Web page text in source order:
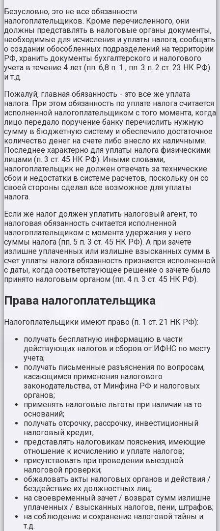
Безусловно, это не все обязанности
налогоплательщиков. Кроме перечисленного, они
должны представлять в налоговые органы документы,
необходимые для исчисления и уплаты налога, сообщать
о создании обособленных подразделений на территории
РФ, хранить документы бухгалтерского и налогового
учета в течение 4 лет (пп. 6,8 п. 1 , пп. 3 п. 2 ст. 23 НК РФ)
и т.д.
Пожалуй, главная обязанность - это все же уплата
налога. При этом обязанность по уплате налога считается
исполненной налогоплательщиком с того момента, когда
лицо передало поручение банку перечислить нужную
сумму в бюджетную систему и обеспечило достаточное
количество денег на счете либо внесло их наличными.
Последнее характерно для уплаты налога физическими
лицами (п. 3 ст. 45 НК РФ). Иными словами,
налогоплательщик не должен отвечать за технические
сбои и недостатки в системе расчетов, поскольку он со
своей стороны сделал все возможное для уплаты
налога.
Если же налог должен уплатить налоговый агент, то
налоговая обязанность считается исполненной
налогоплательщиком с момента удержания у него
суммы налога (пп. 5 п. 3 ст. 45 НК РФ). А при зачете
излишне уплаченных или излишне взысканных сумм в
счет уплаты налога обязанность признается исполненной
с даты, когда соответствующее решение о зачете было
принято налоговым органом (пп. 4 п. 3 ст. 45 НК РФ).
Права налогоплательщика
Налогоплательщики имеют право (п. 1 ст. 21 НК РФ):
получать бесплатную информацию в части
действующих налогов и сборов от ИФНС по месту
учета;
получать письменные разъяснения по вопросам,
касающимся применения налогового
законодательства, от Минфина РФ и налоговых
органов;
применять налоговые льготы при наличии на то
оснований;
получать отсрочку, рассрочку, инвестиционный
налоговый кредит;
представлять налоговикам пояснения, имеющие
отношение к исчислению и уплате налогов;
присутствовать при проведении выездной
налоговой проверки;
обжаловать акты налоговых органов и действия /
бездействие их должностных лиц;
на своевременный зачет / возврат сумм излишне
уплаченных / взысканных налогов, пени, штрафов;
на соблюдение и сохранение налоговой тайны и
т.д.